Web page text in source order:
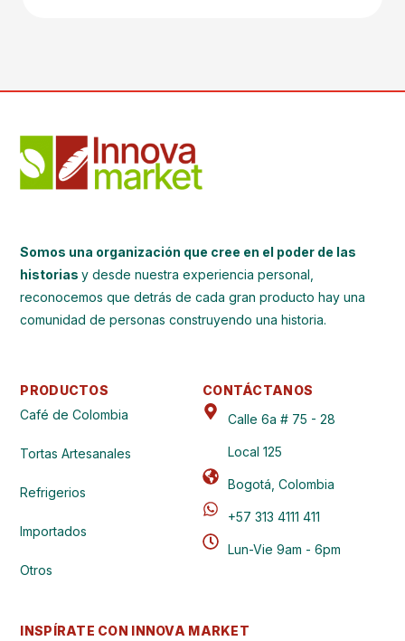
Somos una organización que cree en el poder de las
historiasy desde nuestra experiencia personal,
reconocemos que detrás de cada gran producto hay una
comunidad de personas construyendo una historia.
PRODUCTOS
Café de Colombia
Tortas Artesanales
Refrigerios
Importados
Otros
CONTÁCTANOS
Calle 6a # 75 - 28
Local 125
Bogotá, Colombia
+57 313 4111 411
Lun-Vie 9am - 6pm
INSPÍRATE CON INNOVA MARKET